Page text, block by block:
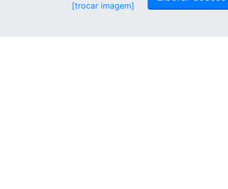
[trocar imagem]